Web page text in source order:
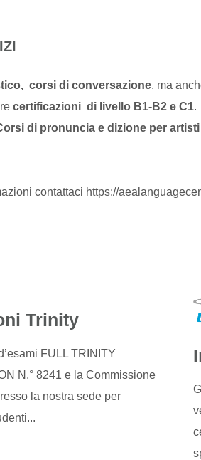
corsi di conversazione, ma
certificazioni di livello B1-B2 e C1.
di pronuncia e dizione per
contattaci https://
Trinity
FULL TRINITY
N.° 8241 e la Commissione
la nostra sede per